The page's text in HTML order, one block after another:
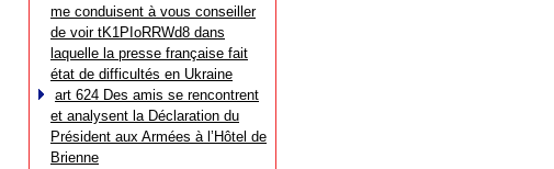
me conduisent à vous conseiller
de voir tK1PIoRRWd8 dans
laquelle la presse française fait
état de difficultés en Ukraine
art 624 Des amis se rencontrent
et analysent la Déclaration du
Président aux Armées à l’Hôtel de
Brienne